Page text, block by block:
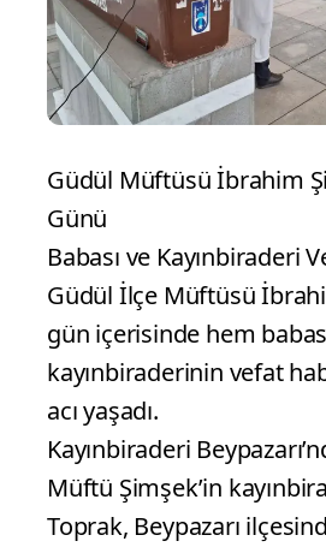
Güdül Müftüsü İbrahim
Günü
Babası ve Kayınbiraderi
Güdül İlçe Müftüsü
gün içerisinde hem
kayınbiraderinin vefat
acı yaşadı.
Kayınbiraderi
Müftü Şimşek’in
Toprak, Beypazarı